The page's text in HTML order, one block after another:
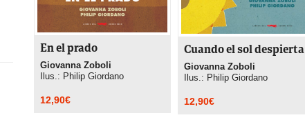
En el prado
Giovanna Zoboli
Ilus.: Philip Giordano
12,90€
Cuando el sol despierta
Giovanna Zoboli
Ilus.: Philip Giordano
12,90€